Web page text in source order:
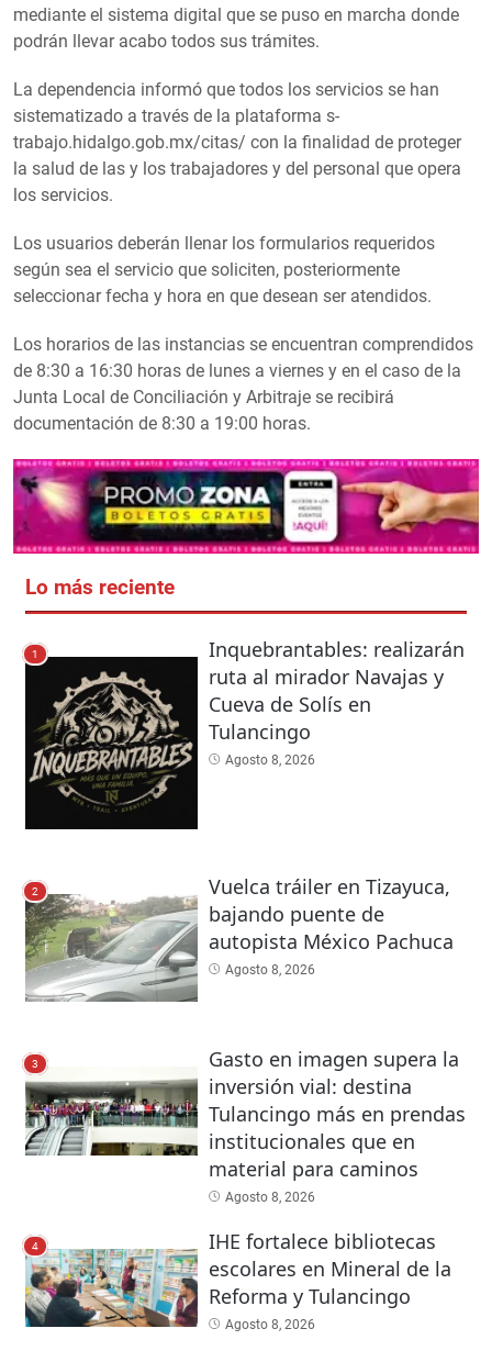
mediante el sistema digital que se puso en marcha donde
podrán llevar acabo todos sus trámites.
La dependencia informó que todos los servicios se han
sistematizado a través de la plataforma s-
trabajo.hidalgo.gob.mx/citas/ con la finalidad de proteger
la salud de las y los trabajadores y del personal que opera
los servicios.
Los usuarios deberán llenar los formularios requeridos
según sea el servicio que soliciten, posteriormente
seleccionar fecha y hora en que desean ser atendidos.
Los horarios de las instancias se encuentran comprendidos
de 8:30 a 16:30 horas de lunes a viernes y en el caso de la
Junta Local de Conciliación y Arbitraje se recibirá
documentación de 8:30 a 19:00 horas.
Lo más reciente
1
Inquebrantables: realizarán
ruta al mirador Navajas y
Cueva de Solís en
Tulancingo
Agosto 8, 2026
2
Vuelca tráiler en Tizayuca,
bajando puente de
autopista México Pachuca
Agosto 8, 2026
3
Gasto en imagen supera la
inversión vial: destina
Tulancingo más en prendas
institucionales que en
material para caminos
Agosto 8, 2026
4
IHE fortalece bibliotecas
escolares en Mineral de la
Reforma y Tulancingo
Agosto 8, 2026